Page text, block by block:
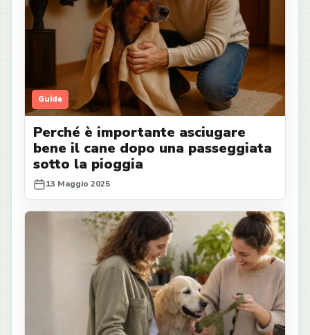
Guida
Perché è importante asciugare
bene il cane dopo una passeggiata
sotto la pioggia
13 Maggio 2025